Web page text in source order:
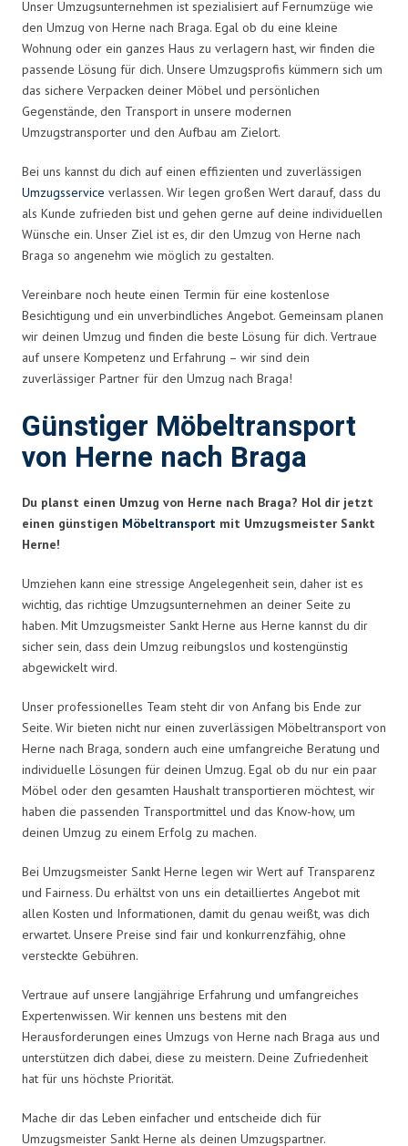
Unser Umzugsunternehmen ist spezialisiert auf Fernumzüge wie
den Umzug von Herne nach Braga. Egal ob du eine kleine
Wohnung oder ein ganzes Haus zu verlagern hast, wir finden die
passende Lösung für dich. Unsere Umzugsprofis kümmern sich um
das sichere Verpacken deiner Möbel und persönlichen
Gegenstände, den Transport in unsere modernen
Umzugstransporter und den Aufbau am Zielort.
Bei uns kannst du dich auf einen effizienten und zuverlässigen
Umzugsservice verlassen. Wir legen großen Wert darauf, dass du
als Kunde zufrieden bist und gehen gerne auf deine individuellen
Wünsche ein. Unser Ziel ist es, dir den Umzug von Herne nach
Braga so angenehm wie möglich zu gestalten.
Vereinbare noch heute einen Termin für eine kostenlose
Besichtigung und ein unverbindliches Angebot. Gemeinsam planen
wir deinen Umzug und finden die beste Lösung für dich. Vertraue
auf unsere Kompetenz und Erfahrung – wir sind dein
zuverlässiger Partner für den Umzug nach Braga!
Günstiger Möbeltransport
von Herne nach Braga
Du planst einen Umzug von Herne nach Braga? Hol dir jetzt
einen günstigen Möbeltransport mit Umzugsmeister Sankt
Herne!
Umziehen kann eine stressige Angelegenheit sein, daher ist es
wichtig, das richtige Umzugsunternehmen an deiner Seite zu
haben. Mit Umzugsmeister Sankt Herne aus Herne kannst du dir
sicher sein, dass dein Umzug reibungslos und kostengünstig
abgewickelt wird.
Unser professionelles Team steht dir von Anfang bis Ende zur
Seite. Wir bieten nicht nur einen zuverlässigen Möbeltransport von
Herne nach Braga, sondern auch eine umfangreiche Beratung und
individuelle Lösungen für deinen Umzug. Egal ob du nur ein paar
Möbel oder den gesamten Haushalt transportieren möchtest, wir
haben die passenden Transportmittel und das Know-how, um
deinen Umzug zu einem Erfolg zu machen.
Bei Umzugsmeister Sankt Herne legen wir Wert auf Transparenz
und Fairness. Du erhältst von uns ein detailliertes Angebot mit
allen Kosten und Informationen, damit du genau weißt, was dich
erwartet. Unsere Preise sind fair und konkurrenzfähig, ohne
versteckte Gebühren.
Vertraue auf unsere langjährige Erfahrung und umfangreiches
Expertenwissen. Wir kennen uns bestens mit den
Herausforderungen eines Umzugs von Herne nach Braga aus und
unterstützen dich dabei, diese zu meistern. Deine Zufriedenheit
hat für uns höchste Priorität.
Mache dir das Leben einfacher und entscheide dich für
Umzugsmeister Sankt Herne als deinen Umzugspartner.